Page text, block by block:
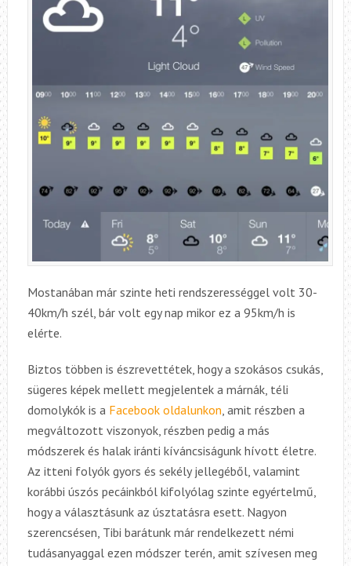
Mostanában már szinte heti rendszerességgel volt 30-
40km/h szél, bár volt egy nap mikor ez a 95km/h is
elérte.
Biztos többen is észrevettétek, hogy a szokásos csukás,
sügeres képek mellett megjelentek a márnák, téli
domolykók is a Facebook oldalunkon , amit részben a
megváltozott viszonyok, részben pedig a más
módszerek és halak iránti kíváncsiságunk hívott életre.
Az itteni folyók gyors és sekély jellegéből, valamint
korábbi úszós pecáinkból kifolyólag szinte egyértelmű,
hogy a választásunk az úsztatásra esett. Nagyon
szerencsésen, Tibi barátunk már rendelkezett némi
tudásanyaggal ezen módszer terén, amit szívesen meg